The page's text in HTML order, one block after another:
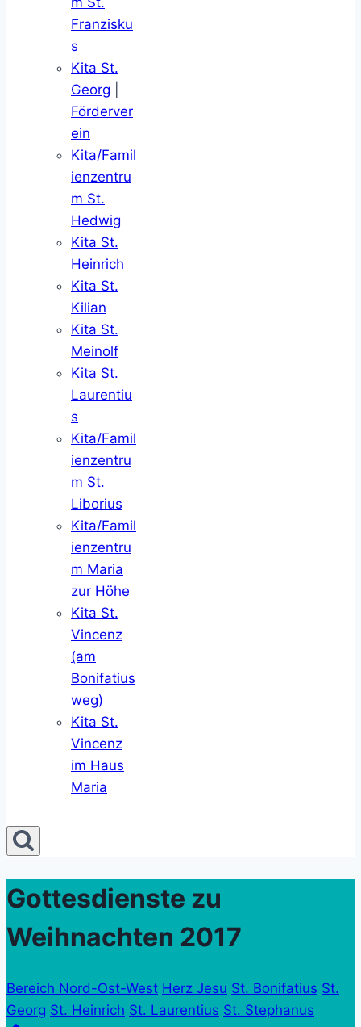
Franzisku
s
Kita St.
Georg
Förderver
ein
Kita/Famil
ienzentru
m St.
Hedwig
Kita St.
Heinrich
Kita St.
Kilian
Kita St.
Meinolf
Kita St.
Laurentiu
s
Kita/Famil
ienzentru
m St.
Liborius
Kita/Famil
ienzentru
m Maria
zur Höhe
Kita St.
Vincenz
(am
Bonifatius
weg)
Kita St.
Vincenz
im Haus
Maria
Gottesdienste zu
Weihnachten 2017
Bereich Nord-Ost-West Herz Jesu St. Bonifatius St.
Georg St. Heinrich St. Laurentius St. Stephanus